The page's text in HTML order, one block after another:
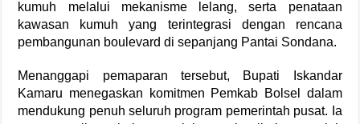
kumuh melalui mekanisme lelang, serta penataan
kawasan kumuh yang terintegrasi dengan rencana
pembangunan boulevard di sepanjang Pantai Sondana.
Menanggapi pemaparan tersebut, Bupati Iskandar
Kamaru menegaskan komitmen Pemkab Bolsel dalam
mendukung penuh seluruh program pemerintah pusat. Ia